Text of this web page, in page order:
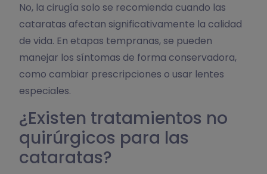
No, la cirugía solo se recomienda cuando las
cataratas afectan significativamente la calidad
de vida. En etapas tempranas, se pueden
manejar los síntomas de forma conservadora,
como cambiar prescripciones o usar lentes
especiales.
¿Existen tratamientos no
quirúrgicos para las
cataratas?